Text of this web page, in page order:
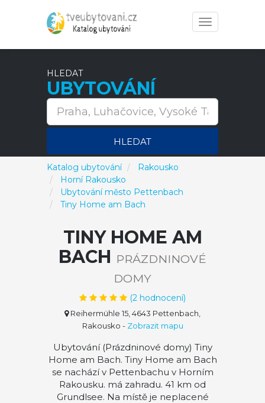
Toggle
navigation
HLEDAT
UBYTOVÁNÍ
HLEDAT
Katalog ubytování
Rakousko
Horní Rakousko
Ubytování město Pettenbach
Tiny Home am Bach
TINY HOME AM
BACH PRÁZDNINOVÉ
DOMY
(2 hodnocení)
Reihermühle 15, 4643 Pettenbach,
Rakousko - Zobrazit mapu
Ubytování (Prázdninové domy) Tiny
Home am Bach. Tiny Home am Bach
se nachází v Pettenbachu v Horním
Rakousku. má zahradu. 41 km od
Grundlsee. Na místě je neplacené